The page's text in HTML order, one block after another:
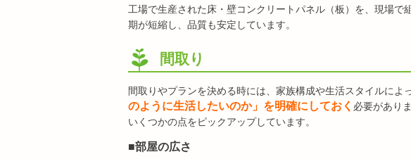
工場で生産された床・壁コンクリートパネル（板）を、現場
期が短縮し、品質も安定しています。
間取り
間取りやプランを決める時には、家族構成や生活スタイルによ
のように生活したいのか」を明確にしておく 必要があり
いくつかの点をピックアップしています。
■部屋の広さ